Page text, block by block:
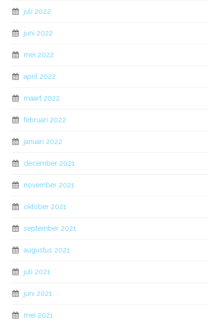
juli 2022
juni 2022
mei 2022
april 2022
maart 2022
februari 2022
januari 2022
december 2021
november 2021
oktober 2021
september 2021
augustus 2021
juli 2021
juni 2021
mei 2021